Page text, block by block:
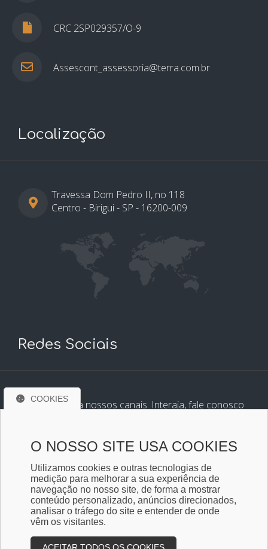
CRC 2SP029357/O-9
Assescont_assessoria@terra.com.br
Localização
Travessa Dom Pedro II, no 118
Centro - Birigui - SP - 16200-009
Redes Sociais
Conheça e siga nossos canais. Interaja, fale conosco
COOKIES
O NOSSO SITE USA COOKIES
Utilizamos cookies e outras tecnologias de
medição para melhorar a sua experiência de
navegação no nosso site, de forma a mostrar
conteúdo personalizado, anúncios direcionados,
analisar o tráfego do site e entender de onde
vêm os visitantes.